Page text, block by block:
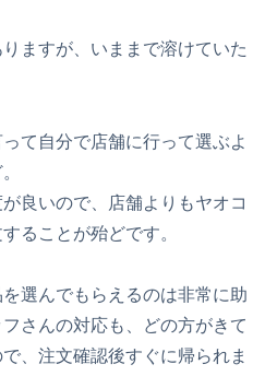
ますが、いままで溶けていた
て自分で店舗に行って選ぶよ
良いので、店舗よりもヤオコ
ることが殆どです。
選んでもらえるのは非常に助
さんの対応も、どの方がきて
、注文確認後すぐに帰られま